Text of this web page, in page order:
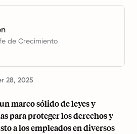
de Crecimiento
28, 2025
marco sólido de leyes y
para proteger los derechos y
a los empleados en diversos